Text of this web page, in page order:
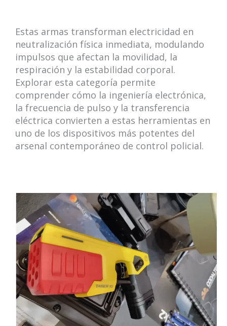
Estas armas transforman electricidad en
neutralización física inmediata, modulando
impulsos que afectan la movilidad, la
respiración y la estabilidad corporal.
Explorar esta categoría permite
comprender cómo la ingeniería electrónica,
la frecuencia de pulso y la transferencia
eléctrica convierten a estas herramientas en
uno de los dispositivos más potentes del
arsenal contemporáneo de control policial.